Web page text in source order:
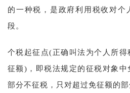
的一种税，是政府利用税收对个
段。
个税起征点(正确叫法为个人所
征额)，即税法规定的征税对象
部分不征税，只对超过免征额的部